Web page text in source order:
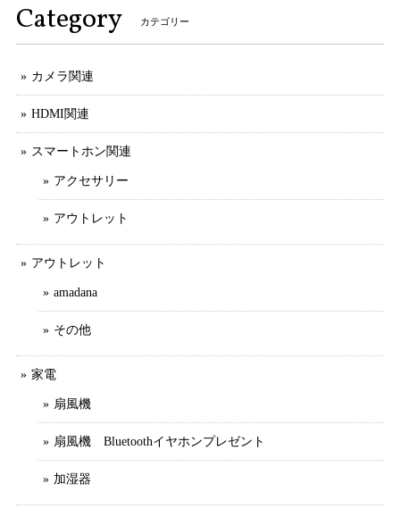
Category カテゴリー
カメラ関連
HDMI関連
スマートホン関連
アクセサリー
アウトレット
アウトレット
amadana
その他
家電
扇風機
扇風機 Bluetoothイヤホンプレゼント
加湿器